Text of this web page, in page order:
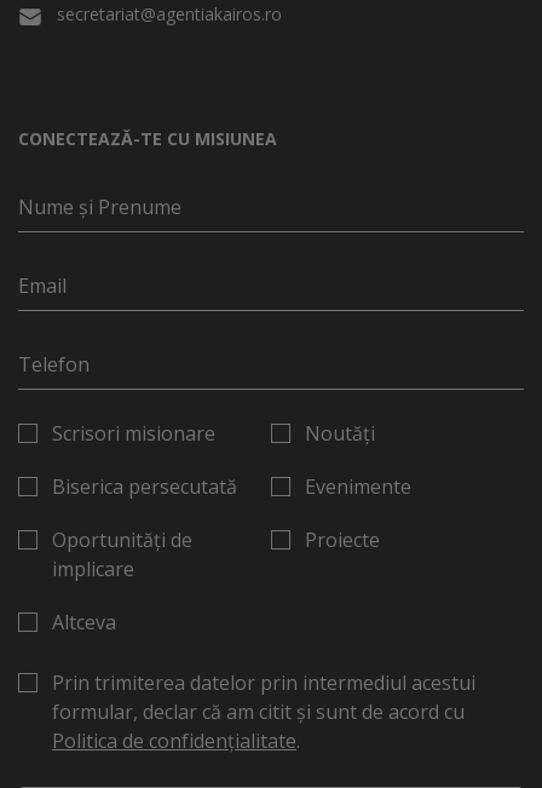
secretariat@agentiakairos.ro
CONECTEAZĂ-TE CU MISIUNEA
Scrisori misionare
Biserica persecutată
Oportunități de
implicare
Noutăți
Evenimente
Proiecte
Altceva
Prin trimiterea datelor prin intermediul acestui
formular, declar că am citit și sunt de acord cu
Politica de confidențialitate.